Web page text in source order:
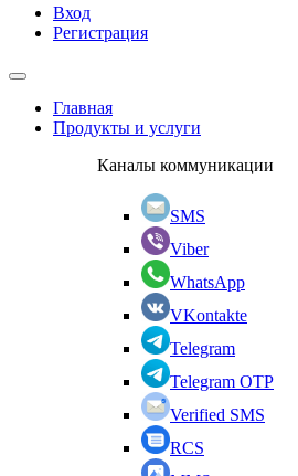
Вход
Регистрация
Главная
Продукты и услуги
Каналы коммуникации
SMS
Viber
WhatsApp
VKontakte
Telegram
Telegram OTP
Verified SMS
RCS